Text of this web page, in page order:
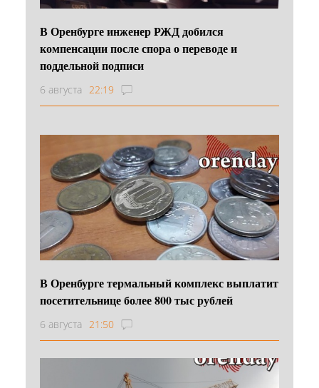
В Оренбурге инженер РЖД добился
компенсации после спора о переводе и
поддельной подписи
6 августа 22:19
В Оренбурге термальный комплекс выплатит
посетительнице более 800 тыс рублей
6 августа 21:50